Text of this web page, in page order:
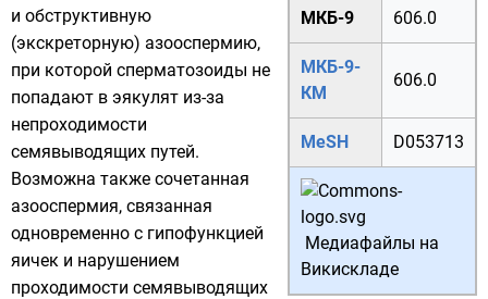
МКБ-9 606.0
МКБ-9-
КМ
606.0
MeSH D053713
Медиафайлы на
Викискладе
и обструктивную
(экскреторную) азооспермию,
при которой сперматозоиды не
попадают в эякулят из-за
непроходимости
семявыводящих путей.
Возможна также сочетанная
азооспермия, связанная
одновременно с гипофункцией
яичек и нарушением
проходимости семявыводящих